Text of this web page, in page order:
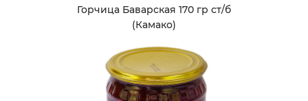
Горчица Баварская 170 гр ст/б
(Камако)